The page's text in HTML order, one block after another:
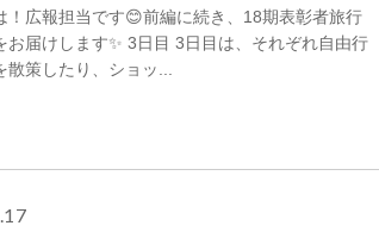
！広報担当です😊前編に続き、18期表彰者旅行
お届けします✨ 3日目 3日目は、それぞれ自由行
散策したり、ショッ...